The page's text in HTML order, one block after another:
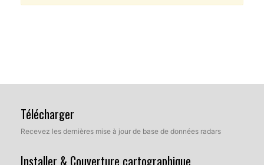
Télécharger
Recevez les dernières mise à jour de base de données radars
Installer & Couverture cartographique